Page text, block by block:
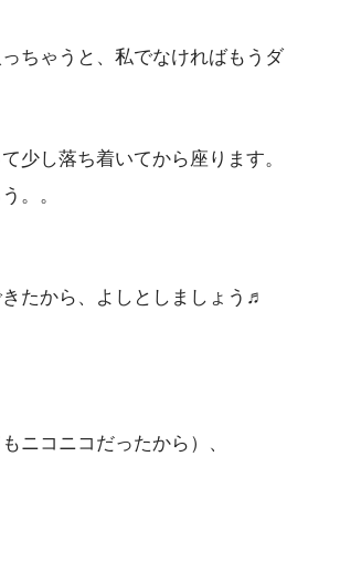
ちゃうと、私でなければもうダ
少し落ち着いてから座ります。
。。
たから、よしとしましょう♬
ニコニコだったから）、